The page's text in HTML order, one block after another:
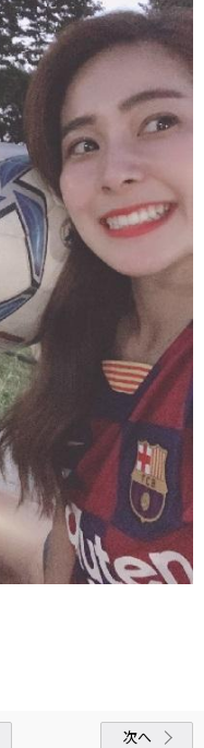
次へ